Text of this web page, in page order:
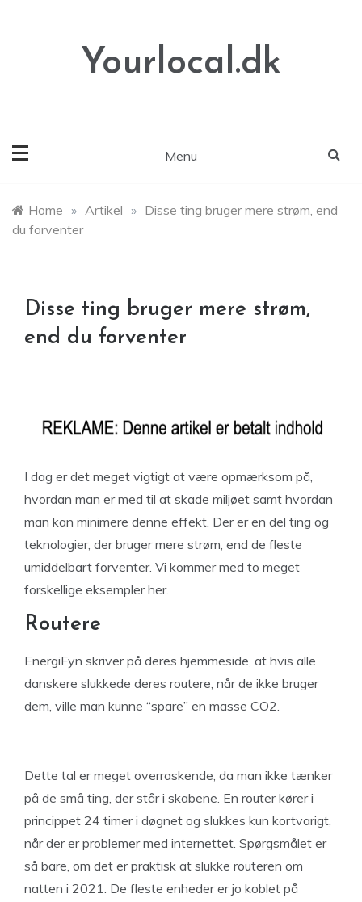
Yourlocal.dk
Menu
Home » Artikel » Disse ting bruger mere strøm, end
du forventer
Disse ting bruger mere strøm,
end du forventer
I dag er det meget vigtigt at være opmærksom på,
hvordan man er med til at skade miljøet samt hvordan
man kan minimere denne effekt. Der er en del ting og
teknologier, der bruger mere strøm, end de fleste
umiddelbart forventer. Vi kommer med to meget
forskellige eksempler her.
Routere
EnergiFyn skriver på deres hjemmeside, at hvis alle
danskere slukkede deres routere, når de ikke bruger
dem, ville man kunne “spare” en masse CO2.
Dette tal er meget overraskende, da man ikke tænker
på de små ting, der står i skabene. En router kører i
princippet 24 timer i døgnet og slukkes kun kortvarigt,
når der er problemer med internettet. Spørgsmålet er
så bare, om det er praktisk at slukke routeren om
natten i 2021. De fleste enheder er jo koblet på